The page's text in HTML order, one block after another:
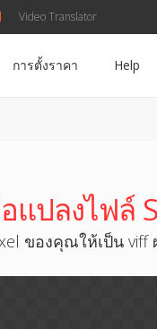
Video Translator
การตั้งราคา Help
แปลงไฟล์
ของคุณให้เป็น